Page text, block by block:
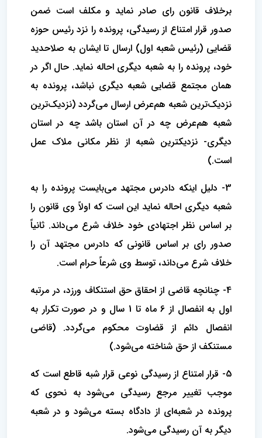
برخلاف قانون رای صادر نماید و مکلف است ضمن
صدور قرار امتناع از رسیدگی، پرونده را نزد رئیس حوزه
قضایی (رئیس شعبه اول) ارسال تا ایشان به صلاحدید
خود، پرونده را به شعبه دیگری احاله نماید. حال اگر در
همان مجتمع قضایی شعبه دیگری نباشد، پرونده به
نزدیک‌ترین شعبه هم‌عرض ارسال می‌گردد (نزدیک‌ترین
شعبه هم‌عرض چه در آن استان باشد چه در استان
دیگری- نزدیکترین شعبه از نظر مکانی ملاک عمل
است.)
3- دلیل اینکه دادرس مجتهد می‌بایست پرونده را به
شعبه دیگری احاله نماید این است که اولاً وی قانون را
بر اساس نظر اجتهادی خود خلاف شرع می‌داند. ثانیاً
صدور رای بر اساس قانونی که دادرس مجتهد آن را
خلاف شرع می‌داند، توسط وی شرعاً حرام است.
4- چنانچه قاضی از احقاق حق استنکاف ورزد، در مرتبه
اول به انفصال از 6 ماه تا 1 سال و در صورت تکرار به
انفصال دائم از قضاوت محکوم می‌گردد. (قاضی
مستنکف از حق شناخته می‌شود.)
5- قرار امتناع از رسیدگی نوعی قرار شبه قاطع است که
موجب تغییر مرجع رسیدگی می‌شود به نحوی که
پرونده در شعبه‌ای از دادگاه بسته می‌شود و در شعبه
دیگر به آن رسیدگی می‌شود.